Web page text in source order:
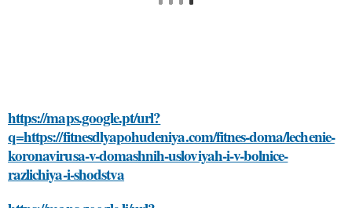
https://maps.google.pt/url?
q=https://fitnesdlyapohudeniya.com/fitnes-doma/lechenie-
koronavirusa-v-domashnih-usloviyah-i-v-bolnice-
razlichiya-i-shodstva